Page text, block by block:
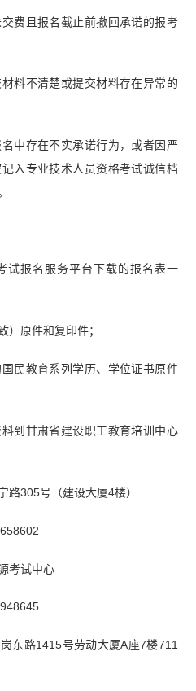
费且报名截止前撤回承诺的报考
料不清楚或提交材料存在异常的
中存在不实承诺行为，或者因严
入专业技术人员资格考试诚信档
报名服务平台下载的报名表一
原件和复印件；
民教育系列学历、学位证书原件
到甘肃省建设职工教育培训中心
号（建设大厦4楼）
考试中心
路1415号劳动大厦A座7楼711